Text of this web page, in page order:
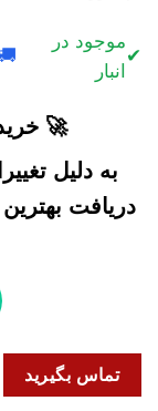
✔
موجود در
انبار
🚚
🚀
به دلیل
دریافت
تماس بگیرید